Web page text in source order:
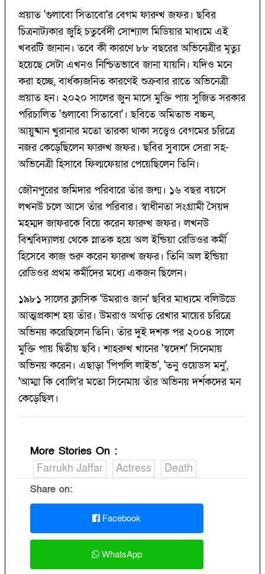
প্রয়াত 'গুলাবো সিতাবো'র বেগম ফারুখ জফর। ছবির
চিত্রনাট্যকার জুহি চতুর্বেদী সোশ্যাল মিডিয়ার মাধ্যমে এই
খবরটি জানান। তবে কী কারণে ৮৮ বছরের অভিনেত্রীর মৃত্যু
হয়েছে সেটা এখনও নিশ্চিতভাবে জানা যায়নি। যদিও মনে
করা হচ্ছে, বার্ধক্যজনিত কারণেই শুক্রবার রাতে অভিনেত্রী
প্রয়াত হন। ২০২০ সালের জুন মাসে মুক্তি পায় সুজিত সরকার
পরিচালিত 'গুলাবো সিতাবো'। ছবিতে অমিতাভ বচ্চন,
আয়ুষ্মান খুরানার মতো তারকা থাকা সত্ত্বেও বেগমের চরিত্রে
নজর কেড়েছিলেন ফারুখ জফর। ছবির সুবাদে সেরা সহ-
অভিনেত্রী হিসাবে ফিল্মফেয়ার পেয়েছিলেন তিনি।
জৌনপুরের জমিদার পরিবারে তাঁর জন্ম। ১৬ বছর বয়সে
লখনউ চলে আসে তাঁর পরিবার। স্বাধীনতা সংগ্রামী সৈয়দ
মহম্মদ জাফরকে বিয়ে করেন ফারুখ জফর। লখনউ
বিশ্ববিদ্যালয় থেকে স্নাতক হয়ে অল ইন্ডিয়া রেডিওর কর্মী
হিসেবে কাজ শুরু করেন ফারুখ জফর। তিনি অল ইন্ডিয়া
রেডিওর প্রথম কর্মীদের মধ্যে একজন ছিলেন।
১৯৮১ সালের ক্লাসিক 'উমরাও জান' ছবির মাধ্যমে বলিউডে
আত্মপ্রকাশ হয় তাঁর। উমরাও অর্থাত্‍ রেখার মায়ের চরিত্রে
অভিনয় করেছিলেন তিনি। তাঁর দুই দশক পর ২০০৪ সালে
মুক্তি পায় দ্বিতীয় ছবি। শাহরুখ খানের 'স্বদেশ' সিনেমায়
অভিনয় করেন। এছাড়া 'পিপলি লাইভ', 'তনু ওয়েডস মনু',
'আম্মা কি বোলি'র মতো সিনেমায় তাঁর অভিনয় দর্শকদের মন
কেড়েছিল।
More Stories On :
Farrukh Jaffar
Actress Death
Share on:
Facebook
WhatsApp